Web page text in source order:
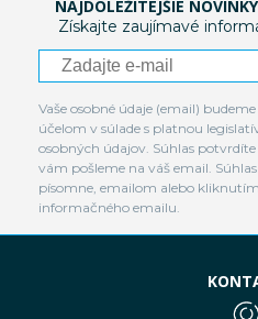
NAJDÔLEŽITEJŠIE
Získajte zaujímavé
Vaše osobné údaje (email)
účelom v súlade s platnou
osobných údajov. Súhlas
vám pošleme na váš email.
písomne, emailom alebo
informačného emailu.